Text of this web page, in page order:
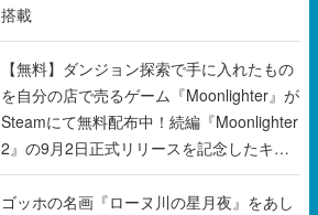
搭載
【無料】ダンジョン探索で手に入れたもの
を自分の店で売るゲーム『Moonlighter』が
Steamにて無料配布中！続編『Moonlighter
2』の9月2日正式リリースを記念したキャ
ンペーン
ゴッホの名画『ローヌ川の星月夜』をあし